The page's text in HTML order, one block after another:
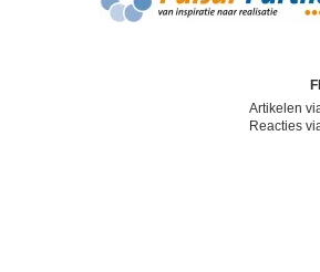
Artikelen
Reacties